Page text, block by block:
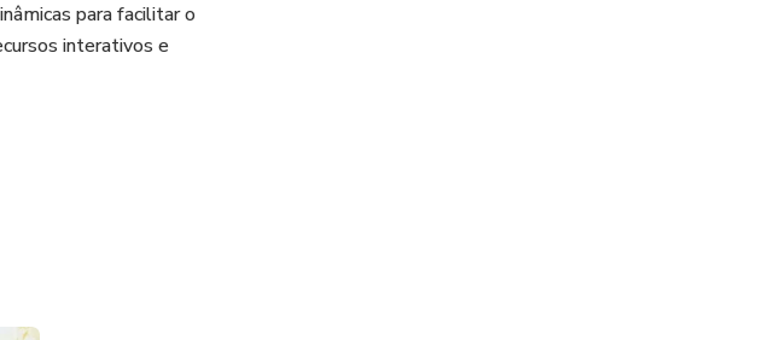
para facilitar o
interativos e
deixar o ensino